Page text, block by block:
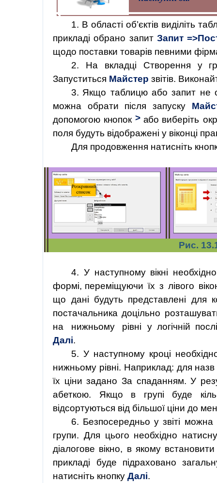
1. В області об’єктів виділіть
прикладі обрано запит Запит =>
щодо поставки товарів певними
2. На вкладці Створення у
Запуститься Майстер звітів.
3. Якщо таблицю або запит не
можна обрати після запуску
допомогою кнопок > або виберіть
поля будуть відображені у віконці
Для продовження натисніть
Рис.
4. У наступному вікні
формі, переміщуючи їх з лівого
що дані будуть представлені для
постачальника доцільно
на
нижньому рівні у логічній
Далі.
5. У наступному кроці
нижньому рівні. Наприклад: для
їх ціни задано За спаданням. У
абеткою. Якщо в групі буде
відсортуються від більшої ціни до
6. Безпосередньо у звіті можна
групи. Для цього необхідно
діалогове вікно, в якому
прикладі буде підраховано
натисніть кнопкуДалі.